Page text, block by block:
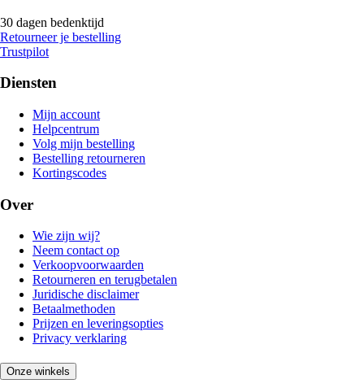
30 dagen bedenktijd
Retourneer je bestelling
Trustpilot
Diensten
Mijn account
Helpcentrum
Volg mijn bestelling
Bestelling retourneren
Kortingscodes
Over
Wie zijn wij?
Neem contact op
Verkoopvoorwaarden
Retourneren en terugbetalen
Juridische disclaimer
Betaalmethoden
Prijzen en leveringsopties
Privacy verklaring
Onze winkels